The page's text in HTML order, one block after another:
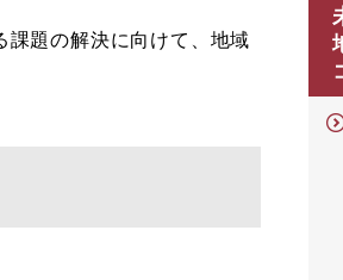
題の解決に向けて、地域